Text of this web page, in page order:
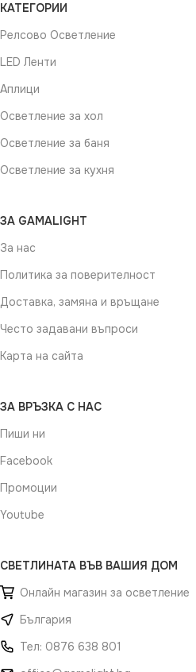
КАТЕГОРИИ
Релсово Осветление
LED Ленти
Аплици
Осветление за хол
Осветление за баня
Осветление за кухня
ЗА GAMALIGHT
За нас
Политика за поверителност
Доставка, замяна и връщане
Често задавани въпроси
Карта на сайта
ЗА ВРЪЗКА С НАС
Пиши ни
Facebook
Промоции
Youtube
СВЕТЛИНАТА ВЪВ ВАШИЯ ДОМ
Онлайн магазин за осветление
България
Тел: 0876 638 801